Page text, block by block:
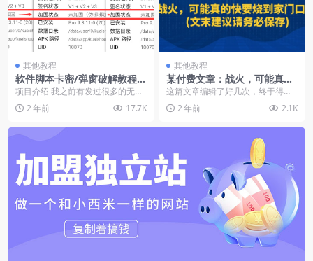
其他教程
软件脚本卡密/弹窗破解教程，
从0开始教你破解软件卡密
项目介绍 我之前有发过很多的无版
权软件，有很多人想要给这些无版
权软件添加自己的卡...
2 年前 17.7K
其他教程
某付费文章：战火，可能真的
快要烧到家门口了 (文末建议
请务必保存)
这篇文章编辑了好几次，终于得以
发布
2 年前 2.1K